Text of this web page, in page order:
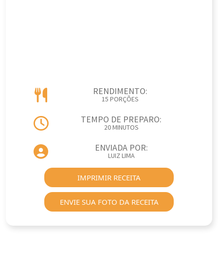
RENDIMENTO:
15 PORÇÕES
TEMPO DE PREPARO:
20 MINUTOS
ENVIADA POR:
LUIZ LIMA
IMPRIMIR RECEITA
ENVIE SUA FOTO DA RECEITA